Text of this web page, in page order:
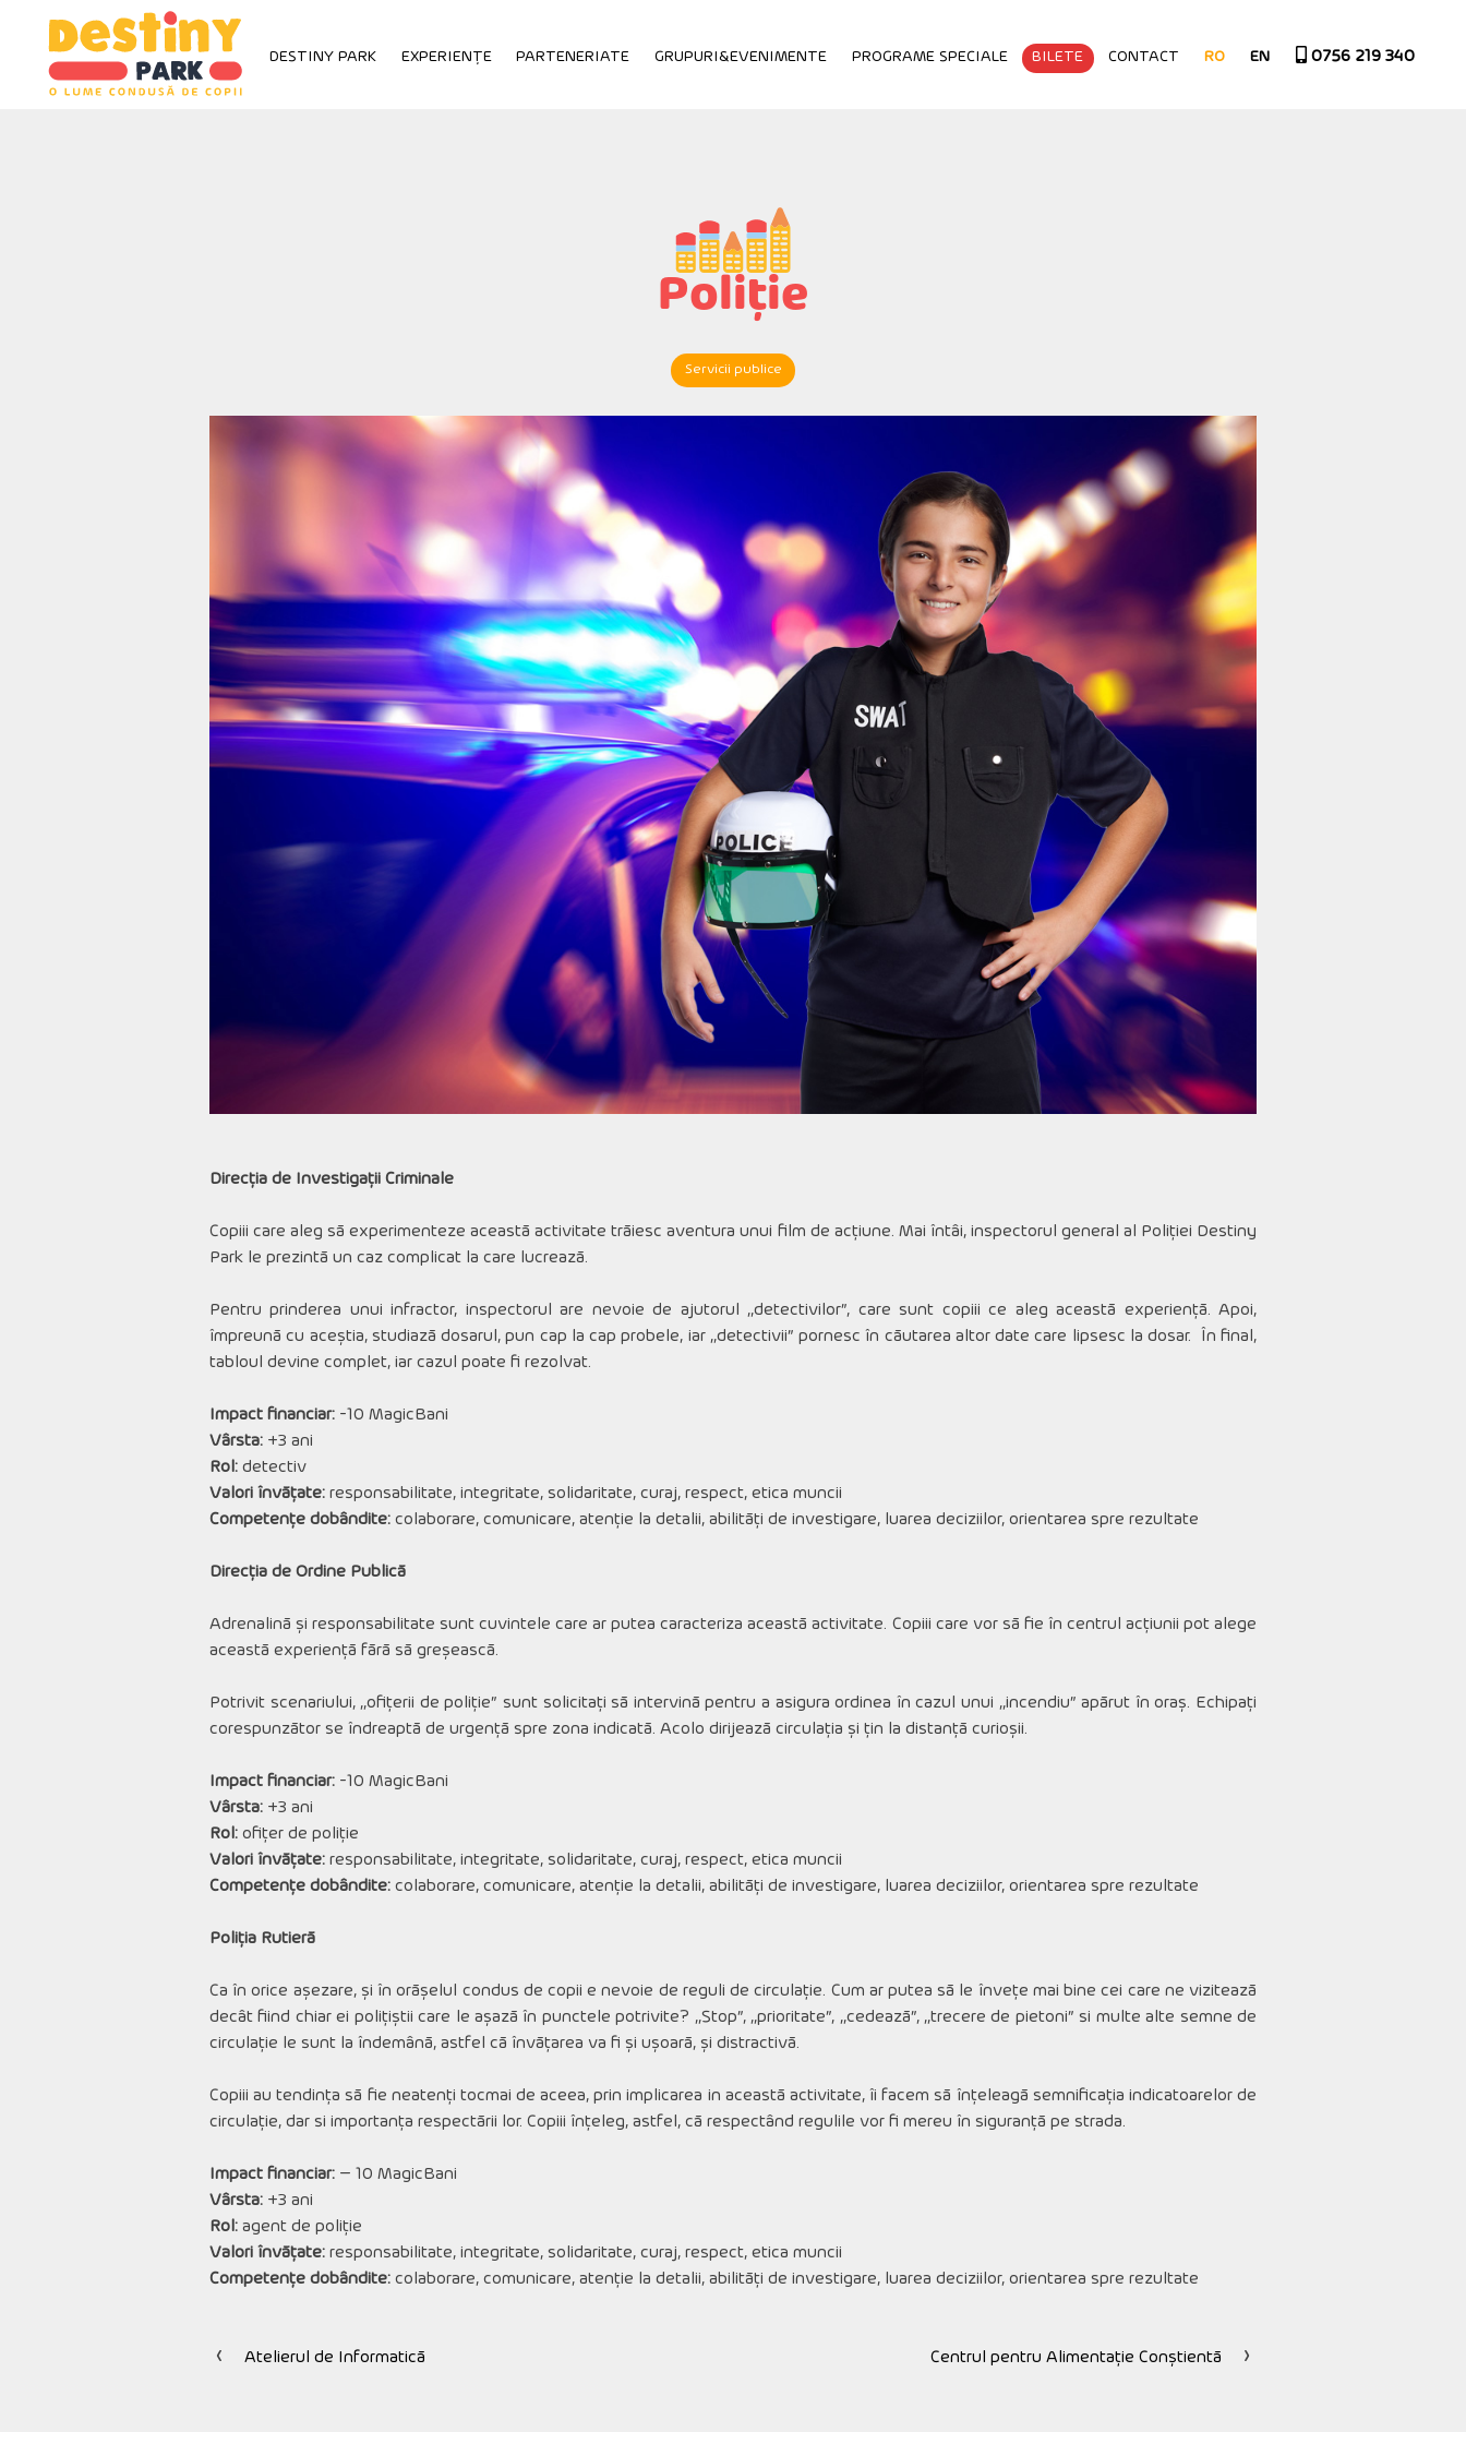
content
0756 219 340
DESTINY PARK EXPERIENȚE PARTENERIATE GRUPURI&EVENIMENTE PROGRAME SPECIALE BILETE CONTACT RO EN
Poliție
Servicii publice
Direcția de Investigații Criminale
Copiii care aleg să experimenteze această activitate trăiesc aventura unui film de acțiune. Mai întâi, inspectorul general al Poliției Destiny
Park le prezintă un caz complicat la care lucrează.
Pentru prinderea unui infractor, inspectorul are nevoie de ajutorul ,,detectivilor”, care sunt copiii ce aleg această experiență. Apoi,
împreună cu aceștia, studiază dosarul, pun cap la cap probele, iar ,,detectivii” pornesc în căutarea altor date care lipsesc la dosar. În final,
tabloul devine complet, iar cazul poate fi rezolvat.
Impact financiar: -10 MagicBani
Vârsta: +3 ani
Rol: detectiv
Valori învățate: responsabilitate, integritate, solidaritate, curaj, respect, etica muncii
Competențe dobândite: colaborare, comunicare, atenție la detalii, abilități de investigare, luarea deciziilor, orientarea spre rezultate
Direcția de Ordine Publică
Adrenalină și responsabilitate sunt cuvintele care ar putea caracteriza această activitate. Copiii care vor să fie în centrul acțiunii pot alege
această experiență fără să greșească.
Potrivit scenariului, ,,ofițerii de poliție” sunt solicitați să intervină pentru a asigura ordinea în cazul unui ,,incendiu” apărut în oraș. Echipați
corespunzător se îndreaptă de urgență spre zona indicată. Acolo dirijează circulația și țin la distanță curioșii.
Impact financiar: -10 MagicBani
Vârsta: +3 ani
Rol: ofițer de poliție
Valori învățate: responsabilitate, integritate, solidaritate, curaj, respect, etica muncii
Competențe dobândite: colaborare, comunicare, atenție la detalii, abilități de investigare, luarea deciziilor, orientarea spre rezultate
Poliția Rutieră
Ca în orice așezare, și în orășelul condus de copii e nevoie de reguli de circulație. Cum ar putea să le învețe mai bine cei care ne vizitează
decât fiind chiar ei polițiștii care le așază în punctele potrivite? ,,Stop”, ,,prioritate”, ,,cedează”, ,,trecere de pietoni” si multe alte semne de
circulație le sunt la îndemână, astfel că învățarea va fi și ușoară, și distractivă.
Copiii au tendința să fie neatenți tocmai de aceea, prin implicarea in această activitate, îi facem să înțeleagă semnificația indicatoarelor de
circulație, dar si importanța respectării lor. Copiii înțeleg, astfel, că respectând regulile vor fi mereu în siguranță pe strada.
Impact financiar: – 10 MagicBani
Vârsta: +3 ani
Rol: agent de poliție
Valori învățate: responsabilitate, integritate, solidaritate, curaj, respect, etica muncii
Competențe dobândite: colaborare, comunicare, atenție la detalii, abilități de investigare, luarea deciziilor, orientarea spre rezultate
Navigare
Centrul pentru Alimentație Conștientă
Atelierul de Informatică